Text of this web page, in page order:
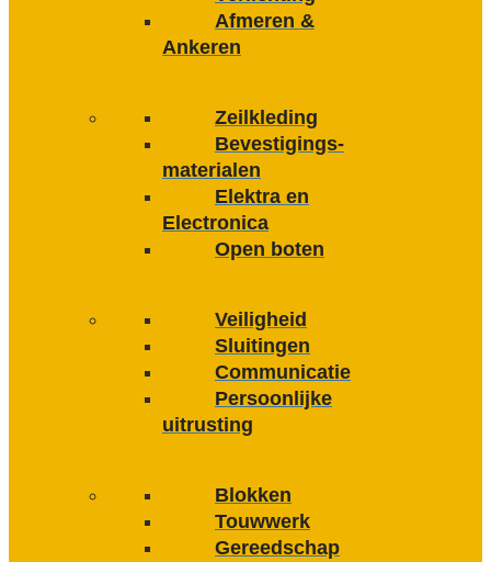
Afmeren &
Ankeren
Zeilkleding
Bevestigings­­
materialen
Elektra en
Electronica
Open boten
Veiligheid
Sluitingen
Communicatie
Persoonlijke
uitrusting
Blokken
Touwwerk
Gereedschap